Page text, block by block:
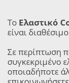
Το Ελαστικό
είναι
Σε περίπτωση
συγκεκριμένο
οποιαδήποτε